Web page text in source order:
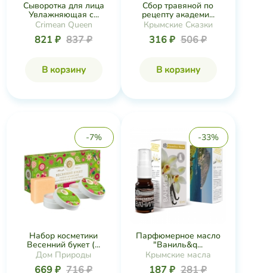
Сыворотка для лица
Увлажняющая с...
Crimean Queen
821 ₽ 837 ₽
В корзину
Сбор травяной по
рецепту академи...
Крымские Сказки
316 ₽ 506 ₽
В корзину
-7%
Набор косметики
Весенний букет (...
Дом Природы
669 ₽ 716 ₽
-33%
Парфюмерное масло
"Ваниль&q...
Крымские масла
187 ₽ 281 ₽